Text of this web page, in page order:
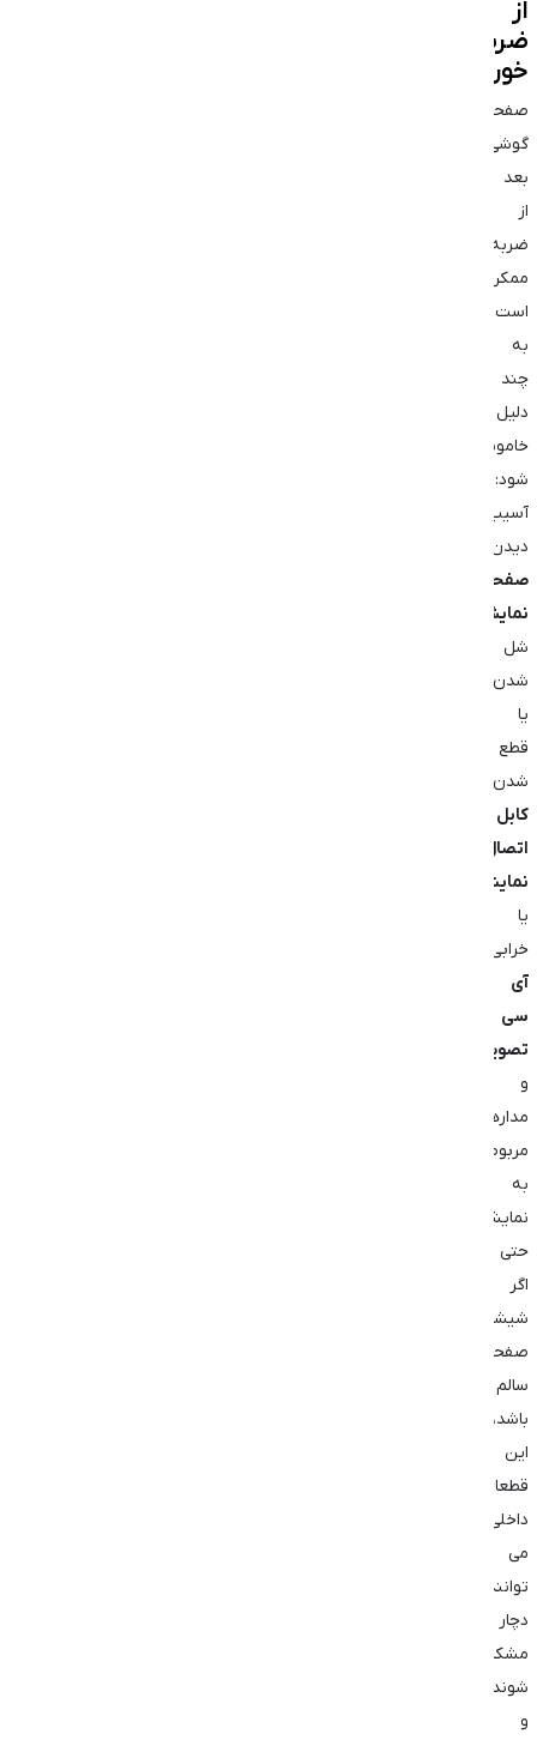
از
ضربه
خوردن
صفحه
گوشی
بعد
از
ضربه
ممکن
است
به
چند
دلیل
خاموش
شود:
آسیب
دیدن
صفحه
نمایش
شل
شدن
یا
قطع
شدن
کابل
اتصال
نمایشگر
یا
خرابی
آی
‌سی
تصویر
و
مدارهای
مربوط
به
نمایشگر.
حتی
اگر
شیشه
صفحه
سالم
باشد،
این
قطعات
داخلی
می
‌توانند
دچار
مشکل
شوند
و